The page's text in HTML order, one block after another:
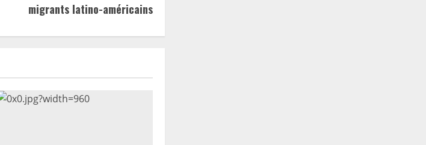
migrants latino-américains